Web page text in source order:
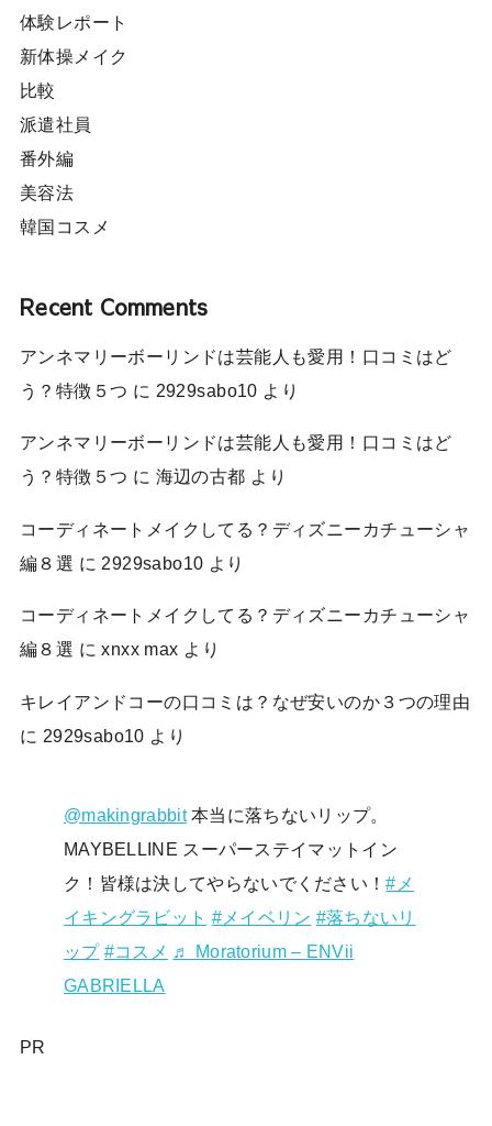
体験レポート
新体操メイク
比較
派遣社員
番外編
美容法
韓国コスメ
Recent Comments
アンネマリーボーリンドは芸能人も愛用！口コミはど
う？特徴５つ に 2929sabo10 より
アンネマリーボーリンドは芸能人も愛用！口コミはど
う？特徴５つ に 海辺の古都 より
コーディネートメイクしてる？ディズニーカチューシャ
編８選 に 2929sabo10 より
コーディネートメイクしてる？ディズニーカチューシャ
編８選 にxnxx max より
キレイアンドコーの口コミは？なぜ安いのか３つの理由
に 2929sabo10 より
@makingrabbit本当に落ちないリップ。
MAYBELLINE スーパーステイマットイン
ク！皆様は決してやらないでください！#メ
イキングラビット #メイベリン #落ちないリ
ップ #コスメ ♬ Moratorium – ENVii
GABRIELLA
PR